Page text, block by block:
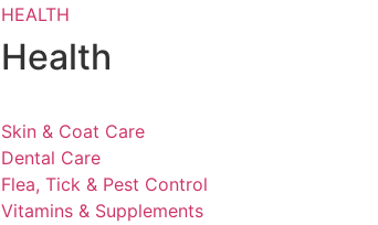
HEALTH
Health
Skin & Coat Care
Dental Care
Flea, Tick & Pest Control
Vitamins & Supplements